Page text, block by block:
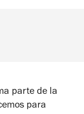
parte de la
para